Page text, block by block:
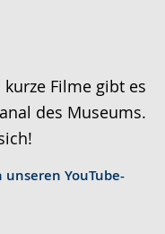
Filme gibt es
des Museums.
unseren YouTube-